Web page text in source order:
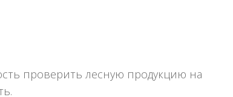
проверить лесную продукцию на